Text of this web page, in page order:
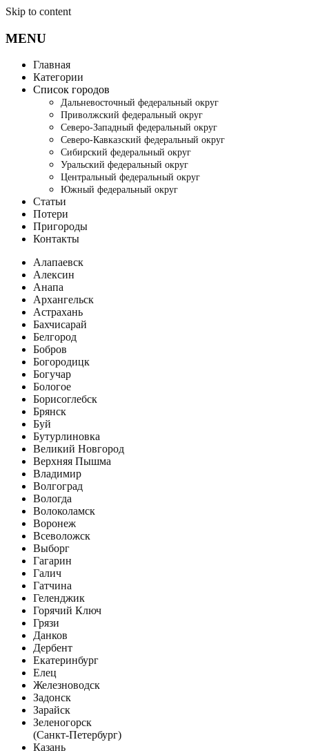
Skip to content
MENU
Главная
Категории
Список городов
Дальневосточный федеральный округ
Приволжский федеральный округ
Северо-Западный федеральный округ
Северо-Кавказский федеральный округ
Сибирский федеральный округ
Уральский федеральный округ
Центральный федеральный округ
Южный федеральный округ
Статьи
Потери
Пригороды
Контакты
Алапаевск
Алексин
Анапа
Архангельск
Астрахань
Бахчисарай
Белгород
Бобров
Богородицк
Богучар
Бологое
Борисоглебск
Брянск
Буй
Бутурлиновка
Великий Новгород
Верхняя Пышма
Владимир
Волгоград
Вологда
Волоколамск
Воронеж
Всеволожск
Выборг
Гагарин
Галич
Гатчина
Геленджик
Горячий Ключ
Грязи
Данков
Дербент
Екатеринбург
Елец
Железноводск
Задонск
Зарайск
Зеленогорск
(Санкт-Петербург)
Казань